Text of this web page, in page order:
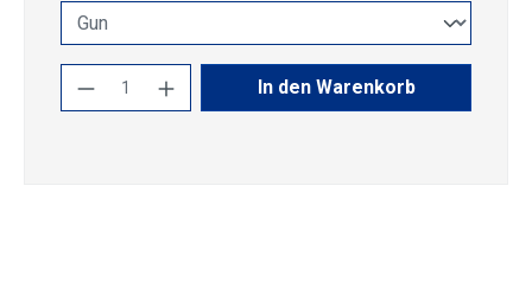
Produkt Anzahl: Gib den gewünschten
In den Warenkorb